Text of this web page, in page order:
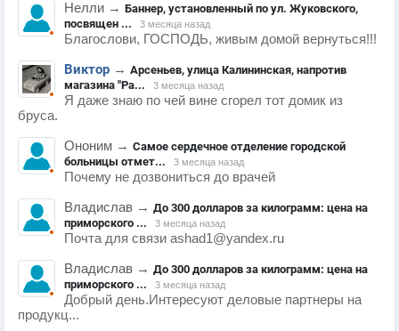
Нелли → Баннер, установленный по ул. Жуковского,
посвящен ...
3 месяца назад
Благослови, ГОСПОДЬ, живым домой вернуться!!!
Виктор → Арсеньев, улица Калининская, напротив
магазина "Ра...
3 месяца назад
Я даже знаю по чей вине сгорел тот домик из
бруса.
Ононим → Самое сердечное отделение городской
больницы отмет...
3 месяца назад
Почему не дозвониться до врачей
Владислав → До 300 долларов за килограмм: цена на
приморского ...
3 месяца назад
Почта для связи ashad1@yandex.ru
Владислав → До 300 долларов за килограмм: цена на
приморского ...
3 месяца назад
Добрый день.Интересуют деловые партнеры на
продукц...